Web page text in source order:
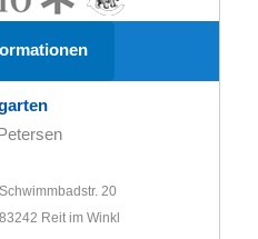
Schwimmbadstr. 20
83242 Reit im Winkl